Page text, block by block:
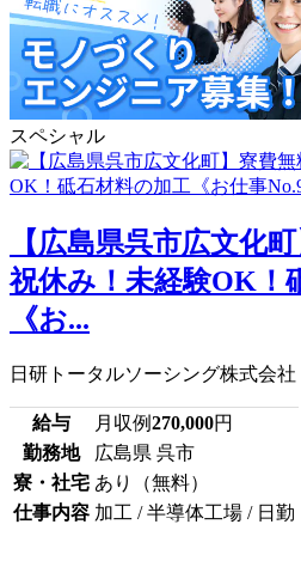
スペシャル
【広島県呉市広文化
祝休み！未経験OK！
《お...
日研トータルソーシング株式会社
給与 月収例270,000円
勤務地
広島県 呉市
寮・社宅 あり（無料）
仕事内容 加工 / 半導体工場 / 日勤